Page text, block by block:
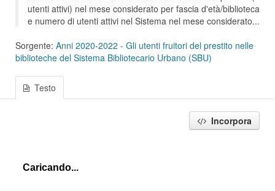
utenti attivi) nel mese considerato per fascia d'età/biblioteca
e numero di utenti attivi nel Sistema nel mese considerato...
Sorgente: Anni 2020-2022 - Gli utenti fruitori del prestito nelle
biblioteche del Sistema Bibliotecario Urbano (SBU)
Testo
Incorpora